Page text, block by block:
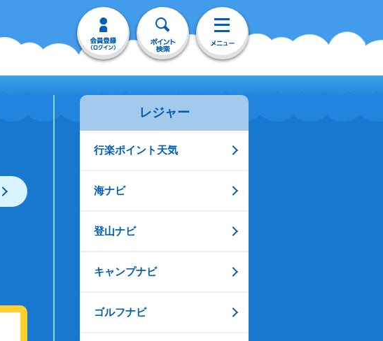
レジャー
行楽ポイント天気
海ナビ
登山ナビ
キャンプナビ
ゴルフナビ